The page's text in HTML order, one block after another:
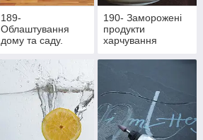
189-
Облаштування
дому та саду.
харчування
190- Заморожені
продукти
харчування